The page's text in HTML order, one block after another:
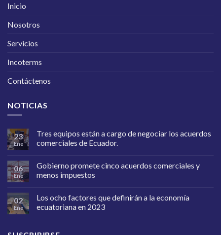
Inicio
Nosotros
Servicios
Incoterms
Contáctenos
NOTICIAS
23
Ene
Tres equipos están a cargo de negociar los acuerdos
comerciales de Ecuador.
06
Ene
Gobierno promete cinco acuerdos comerciales y
menos impuestos
02
Ene
Los ocho factores que definirán a la economía
ecuatoriana en 2023